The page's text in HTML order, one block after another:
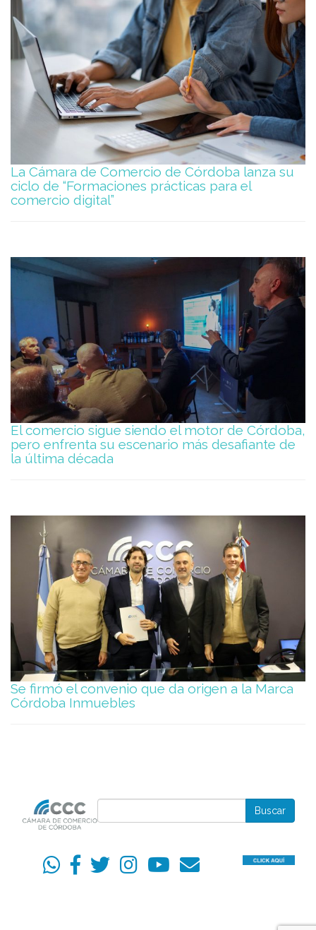
La Cámara de Comercio de Córdoba lanza su
ciclo de “Formaciones prácticas para el
comercio digital”
El comercio sigue siendo el motor de Córdoba,
pero enfrenta su escenario más desafiante de
la última década
Se firmó el convenio que da origen a la Marca
Córdoba Inmuebles